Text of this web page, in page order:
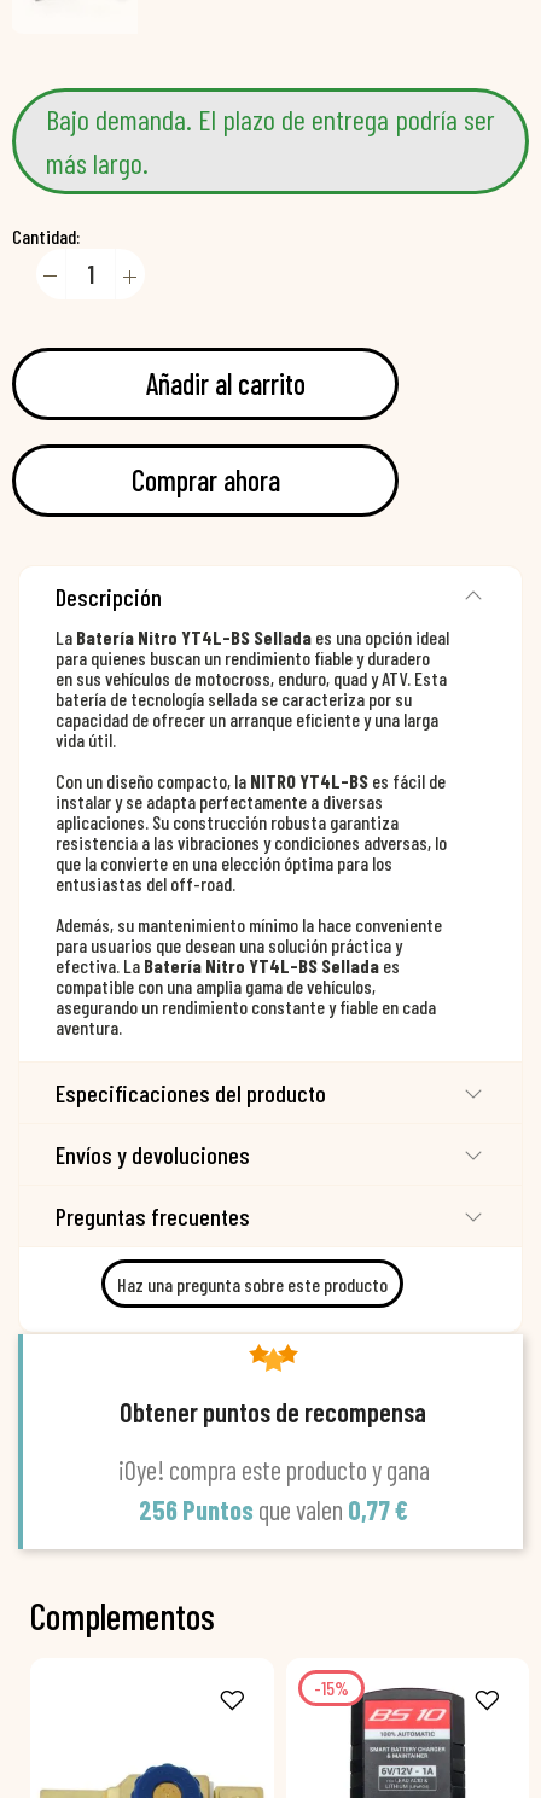
Bajo demanda. El plazo de entrega podría ser
más largo.
Cantidad:
Añadir al carrito
Comprar ahora
Descripción
La Batería Nitro YT4L-BS Sellada es una opción ideal
para quienes buscan un rendimiento fiable y duradero
en sus vehículos de motocross, enduro, quad y ATV. Esta
batería de tecnología sellada se caracteriza por su
capacidad de ofrecer un arranque eficiente y una larga
vida útil.
Con un diseño compacto, la NITRO YT4L-BS es fácil de
instalar y se adapta perfectamente a diversas
aplicaciones. Su construcción robusta garantiza
resistencia a las vibraciones y condiciones adversas, lo
que la convierte en una elección óptima para los
entusiastas del off-road.
Además, su mantenimiento mínimo la hace conveniente
para usuarios que desean una solución práctica y
efectiva. La Batería Nitro YT4L-BS Sellada es
compatible con una amplia gama de vehículos,
asegurando un rendimiento constante y fiable en cada
aventura.
Especificaciones del producto
Envíos y devoluciones
Preguntas frecuentes
Haz una pregunta sobre este producto
Obtener puntos de recompensa
¡Oye! compra este producto y gana
256 Puntos que valen 0,77 €
Complementos
-15%